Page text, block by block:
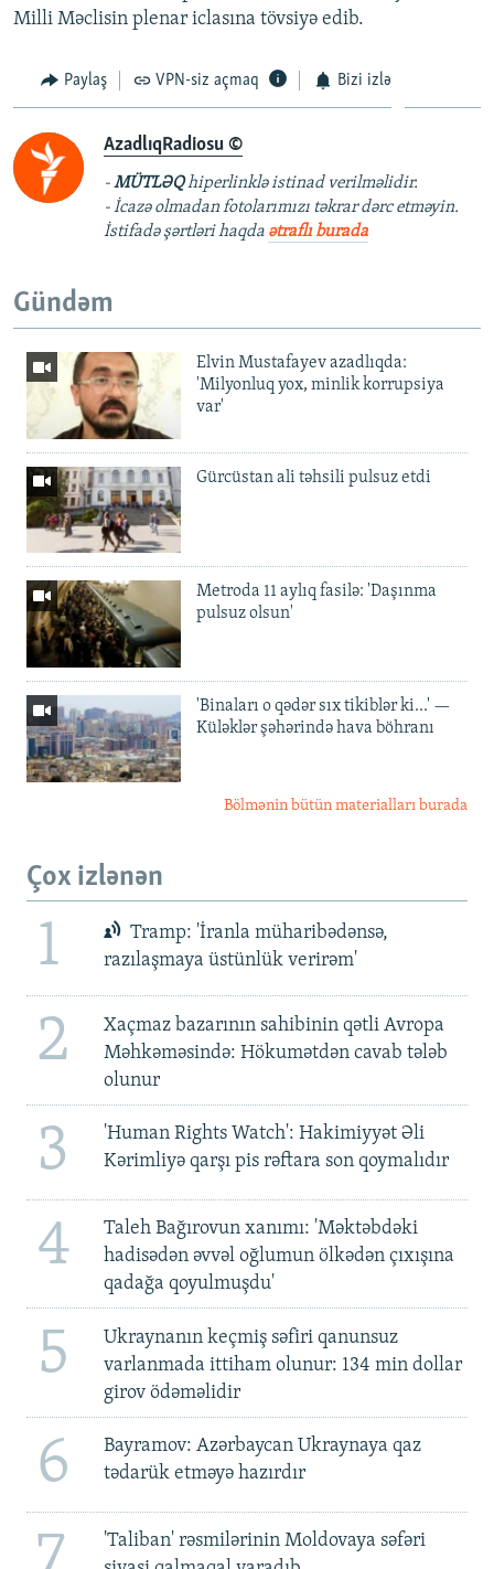
Milli Məclisin plenar iclasına tövsiyə edib.
Paylaş VPN-siz açmaq Bizi izlə
AzadlıqRadiosu ©
-MÜTLƏQhiperlinklə istinad verilməlidir.
- İcazə olmadan fotolarımızı təkrar dərc etməyin.
İstifadə şərtləri haqda ətraflı burada
Gündəm
Elvin Mustafayev azadlıqda:
'Milyonluq yox, minlik korrupsiya
var'
Gürcüstan ali təhsili pulsuz etdi
Metroda 11 aylıq fasilə: 'Daşınma
pulsuz olsun'
'Binaları o qədər sıx tikiblər ki...' —
Küləklər şəhərində hava böhranı
Bölmənin bütün materialları burada
Çox izlənən
1
Tramp: 'İranla müharibədənsə,
razılaşmaya üstünlük verirəm'
2
Xaçmaz bazarının sahibinin qətli Avropa
Məhkəməsində: Hökumətdən cavab tələb
olunur
3
'Human Rights Watch': Hakimiyyət Əli
Kərimliyə qarşı pis rəftara son qoymalıdır
4
Taleh Bağırovun xanımı: 'Məktəbdəki
hadisədən əvvəl oğlumun ölkədən çıxışına
qadağa qoyulmuşdu'
5
Ukraynanın keçmiş səfiri qanunsuz
varlanmada ittiham olunur: 134 min dollar
girov ödəməlidir
6
Bayramov: Azərbaycan Ukraynaya qaz
tədarük etməyə hazırdır
'Taliban' rəsmilərinin Moldovaya səfəri